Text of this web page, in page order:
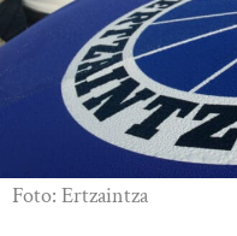
Foto: Ertzaintza